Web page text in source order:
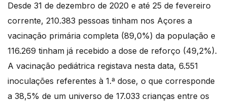
Desde 31 de dezembro de 2020 e até 25 de fevereiro
corrente, 210.383 pessoas tinham nos Açores a
vacinação primária completa (89,0%) da população e
116.269 tinham já recebido a dose de reforço (49,2%).
A vacinação pediátrica registava nesta data, 6.551
inoculações referentes à 1.ª dose, o que corresponde
a 38,5% de um universo de 17.033 crianças entre os